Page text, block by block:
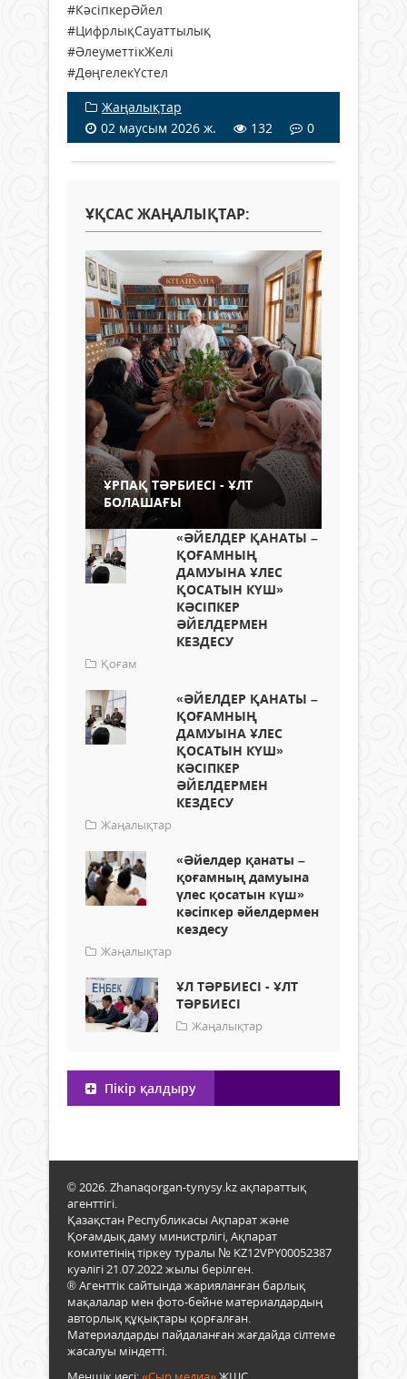
#КәсіпкерӘйел
#ЦифрлықСауаттылық
#ӘлеуметтікЖелі
#ДөңгелекҮстел
Жаңалықтар
02 маусым 2026 ж.
132 0
ҰҚСАС ЖАҢАЛЫҚТАР:
ҰРПАҚ ТӘРБИЕСІ - ҰЛТ
БОЛАШАҒЫ
«ӘЙЕЛДЕР ҚАНАТЫ –
ҚОҒАМНЫҢ
ДАМУЫНА ҰЛЕС
ҚОСАТЫН КҮШ»
КӘСІПКЕР
ӘЙЕЛДЕРМЕН
КЕЗДЕСУ
Қоғам
«ӘЙЕЛДЕР ҚАНАТЫ –
ҚОҒАМНЫҢ
ДАМУЫНА ҰЛЕС
ҚОСАТЫН КҮШ»
КӘСІПКЕР
ӘЙЕЛДЕРМЕН
КЕЗДЕСУ
Жаңалықтар
«Әйелдер қанаты –
қоғамның дамуына
үлес қосатын күш»
кәсіпкер әйелдермен
кездесу
Жаңалықтар
ҰЛ ТӘРБИЕСІ - ҰЛТ
ТӘРБИЕСІ
Жаңалықтар
Пікір қалдыру
© 2026. Zhanaqorgan-tynysy.kz ақпараттық
агенттігі.
Қазақстан Республикасы Ақпарат және
Қоғамдық даму министрлігі, Ақпарат
комитетінің тіркеу туралы № KZ12VPY00052387
куәлігі 21.07.2022 жылы берілген.
® Агенттік сайтында жарияланған барлық
мақалалар мен фото-бейне материалдардың
авторлық құқықтары қорғалған.
Материалдарды пайдаланған жағдайда сілтеме
жасалуы міндетті.